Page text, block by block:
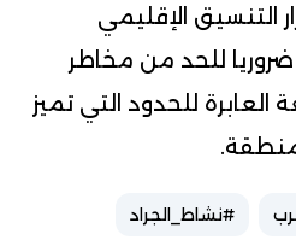
التنسيق الإقليمي
للحد من مخاطر
العابرة للحدود التي تميز
#نشاط_الجراد